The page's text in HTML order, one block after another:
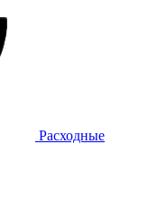
Расходные